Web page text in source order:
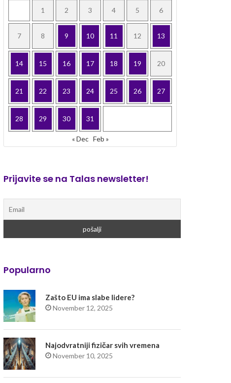
1 2 3 4 5 6
7 8 9 10 11 12 13
14 15 16 17 18 19 20
21 22 23 24 25 26 27
28 29 30 31
« Dec Feb »
Prijavite se na Talas newsletter!
Popularno
Zašto EU ima slabe lidere?
November 12, 2025
Najodvratniji fizičar svih vremena
November 10, 2025